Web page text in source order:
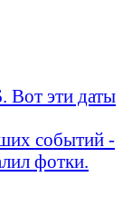
Вот эти даты
событий -
фотки.